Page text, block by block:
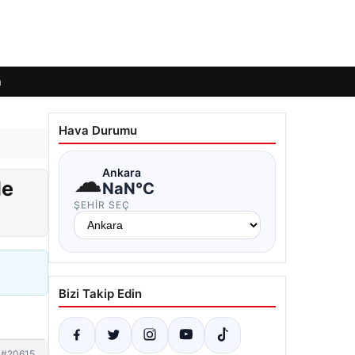
Hava Durumu
☁Ankara
NaN°C
ŞEHIR SEÇ
Bizi Takip Edin